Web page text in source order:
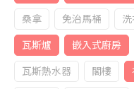
桑拿
免治馬桶
瓦斯爐
嵌入式廚房
瓦斯熱水器
閣樓